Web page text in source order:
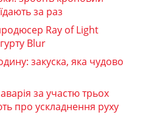
за раз
Ray of Light
Blur
закуска, яка чудово
за участю трьох
про ускладнення руху